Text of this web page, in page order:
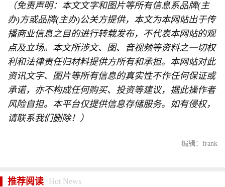
（免责声明：本文文字和图片等所有信息系品牌(主
办)方或品牌(主办)公关方提供，本文为本网站出于传
播商业信息之目的进行转载发布，不代表本网站的观
点及立场。本文所涉文、图、音视频等资料之一切权
利和法律责任归材料提供方所有和承担。本网站对此
资讯文字、图片等所有信息的真实性不作任何保证或
承诺，亦不构成任何购买、投资等建议，据此操作者
风险自担。本平台仅提供信息存储服务。如有侵权，
请联系我们删除！）
编辑：frank
推荐阅读 Hot News